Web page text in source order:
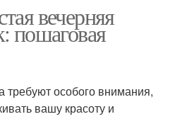
вечерняя
пошаговая
требуют особого внимания,
вашу красоту и